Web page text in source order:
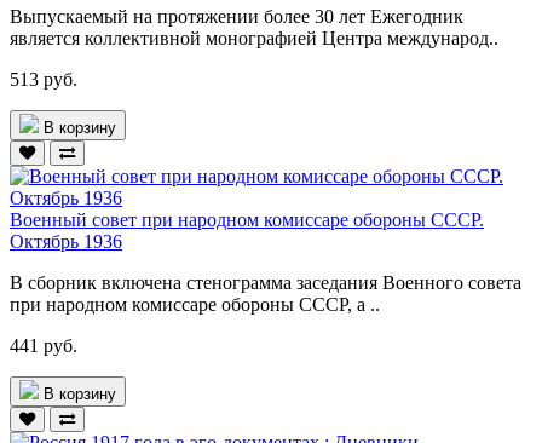
Выпускаемый на протяжении более 30 лет Ежегодник
является коллективной монографией Центра международ..
513 руб.
В корзину
Военный совет при народном комиссаре обороны СССР.
Октябрь 1936
В сборник включена стенограмма заседания Военного совета
при народном комиссаре обороны СССР, а ..
441 руб.
В корзину